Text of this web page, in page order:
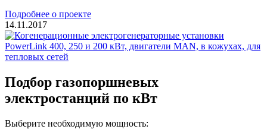
Подробнее о проекте
14.11.2017
Подбор газопоршневых
электростанций по кВт
Выберите необходимую мощность: